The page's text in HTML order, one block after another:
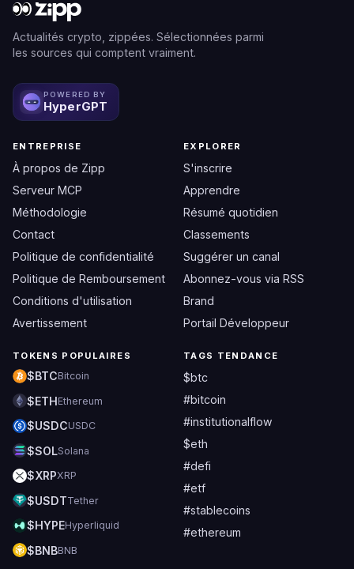
Actualités crypto, zippées. Sélectionnées parmi
les sources qui comptent vraiment.
POWERED BY
HyperGPT
ENTREPRISE
À propos de Zipp
Serveur MCP
Méthodologie
Contact
Politique de confidentialité
Politique de Remboursement
Conditions d'utilisation
Avertissement
EXPLORER
S'inscrire
Apprendre
Résumé quotidien
Classements
Suggérer un canal
Abonnez-vous via RSS
Brand
Portail Développeur
TOKENS POPULAIRES
$BTCBitcoin
$ETHEthereum
$USDCUSDC
$SOLSolana
$XRPXRP
$USDTTether
$HYPEHyperliquid
$BNBBNB
TAGS TENDANCE
$btc
#bitcoin
#institutionalflow
$eth
#defi
#etf
#stablecoins
#ethereum